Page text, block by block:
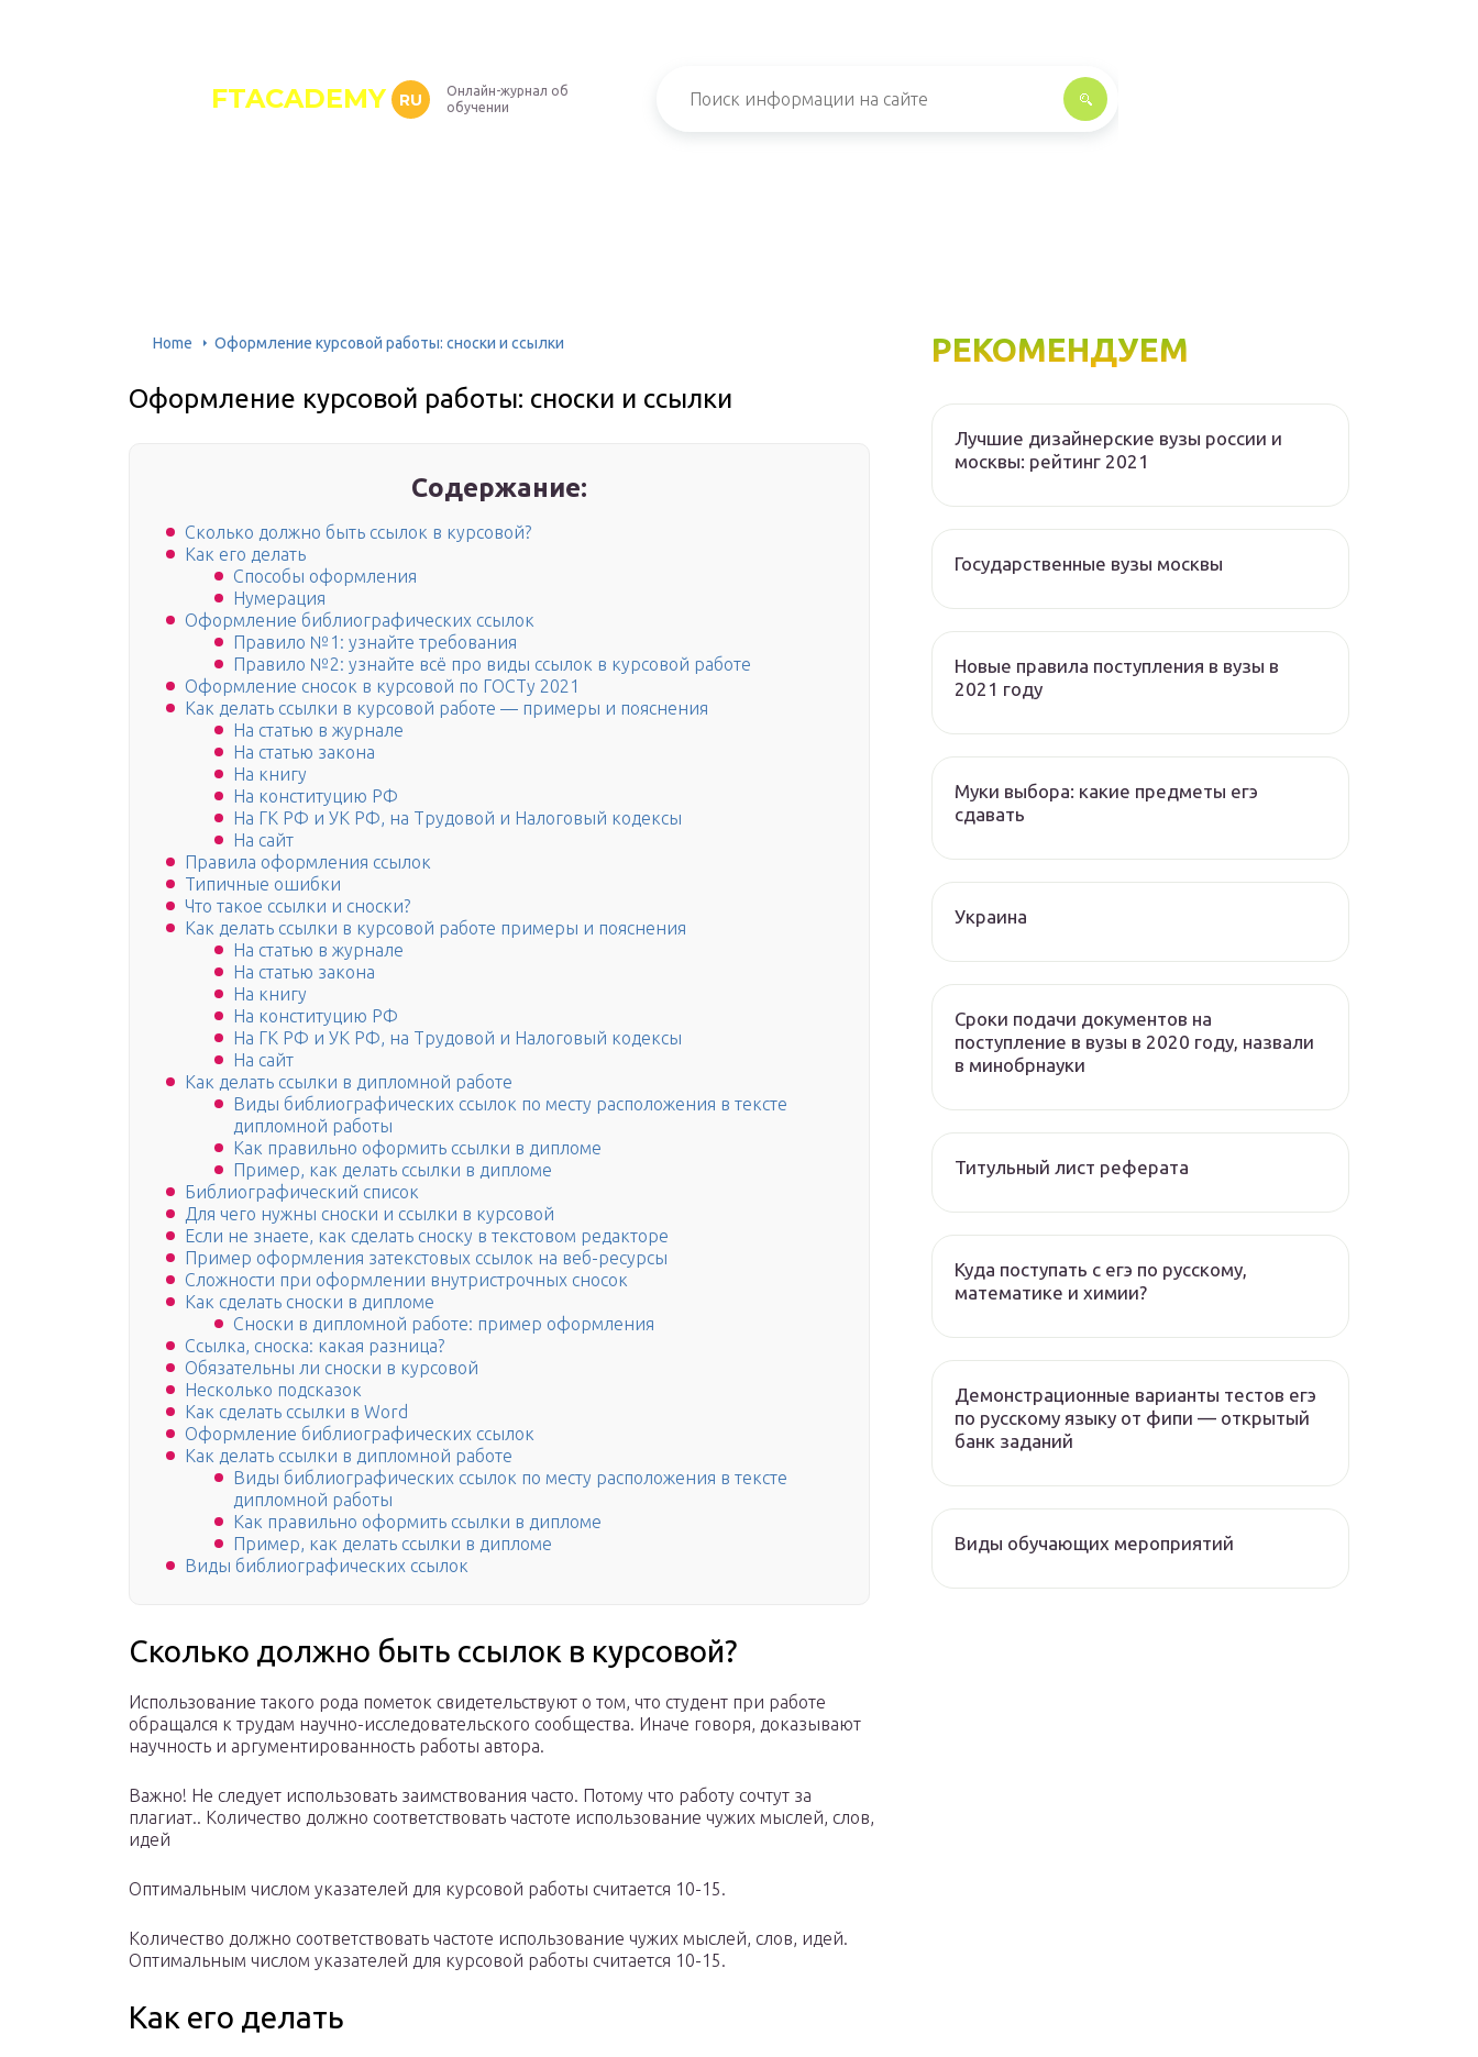
FTACADEMY RU
Онлайн-журнал об
обучении
Home Оформление курсовой работы: сноски и ссылки
Оформление курсовой работы: сноски и ссылки
Содержание:
Сколько должно быть ссылок в курсовой?
Как его делать
Способы оформления
Нумерация
Оформление библиографических ссылок
Правило №1: узнайте требования
Правило №2: узнайте всё про виды ссылок в курсовой работе
Оформление сносок в курсовой по ГОСТу 2021
Как делать ссылки в курсовой работе — примеры и пояснения
На статью в журнале
На статью закона
На книгу
На конституцию РФ
На ГК РФ и УК РФ, на Трудовой и Налоговый кодексы
На сайт
Правила оформления ссылок
Типичные ошибки
Что такое ссылки и сноски?
Как делать ссылки в курсовой работе примеры и пояснения
На статью в журнале
На статью закона
На книгу
На конституцию РФ
На ГК РФ и УК РФ, на Трудовой и Налоговый кодексы
На сайт
Как делать ссылки в дипломной работе
Виды библиографических ссылок по месту расположения в тексте
дипломной работы
Как правильно оформить ссылки в дипломе
Пример, как делать ссылки в дипломе
Библиографический список
Для чего нужны сноски и ссылки в курсовой
Если не знаете, как сделать сноску в текстовом редакторе
Пример оформления затекстовых ссылок на веб-ресурсы
Сложности при оформлении внутристрочных сносок
Как сделать сноски в дипломе
Сноски в дипломной работе: пример оформления
Ссылка, сноска: какая разница?
Обязательны ли сноски в курсовой
Несколько подсказок
Как сделать ссылки в Word
Оформление библиографических ссылок
Как делать ссылки в дипломной работе
Виды библиографических ссылок по месту расположения в тексте
дипломной работы
Как правильно оформить ссылки в дипломе
Пример, как делать ссылки в дипломе
Виды библиографических ссылок
Сколько должно быть ссылок в курсовой?
Использование такого рода пометок свидетельствуют о том, что студент при работе
обращался к трудам научно-исследовательского сообщества. Иначе говоря, доказывают
научность и аргументированность работы автора.
Важно! Не следует использовать заимствования часто. Потому что работу сочтут за
плагиат.. Количество должно соответствовать частоте использование чужих мыслей, слов,
идей
Оптимальным числом указателей для курсовой работы считается 10-15.
Количество должно соответствовать частоте использование чужих мыслей, слов, идей.
Оптимальным числом указателей для курсовой работы считается 10-15.
Как его делать
РЕКОМЕНДУЕМ
Лучшие дизайнерские вузы россии и
москвы: рейтинг 2021
Государственные вузы москвы
Новые правила поступления в вузы в
2021 году
Муки выбора: какие предметы егэ
сдавать
Украина
Сроки подачи документов на
поступление в вузы в 2020 году, назвали
в минобрнауки
Титульный лист реферата
Куда поступать с егэ по русскому,
математике и химии?
Демонстрационные варианты тестов егэ
по русскому языку от фипи — открытый
банк заданий
Виды обучающих мероприятий